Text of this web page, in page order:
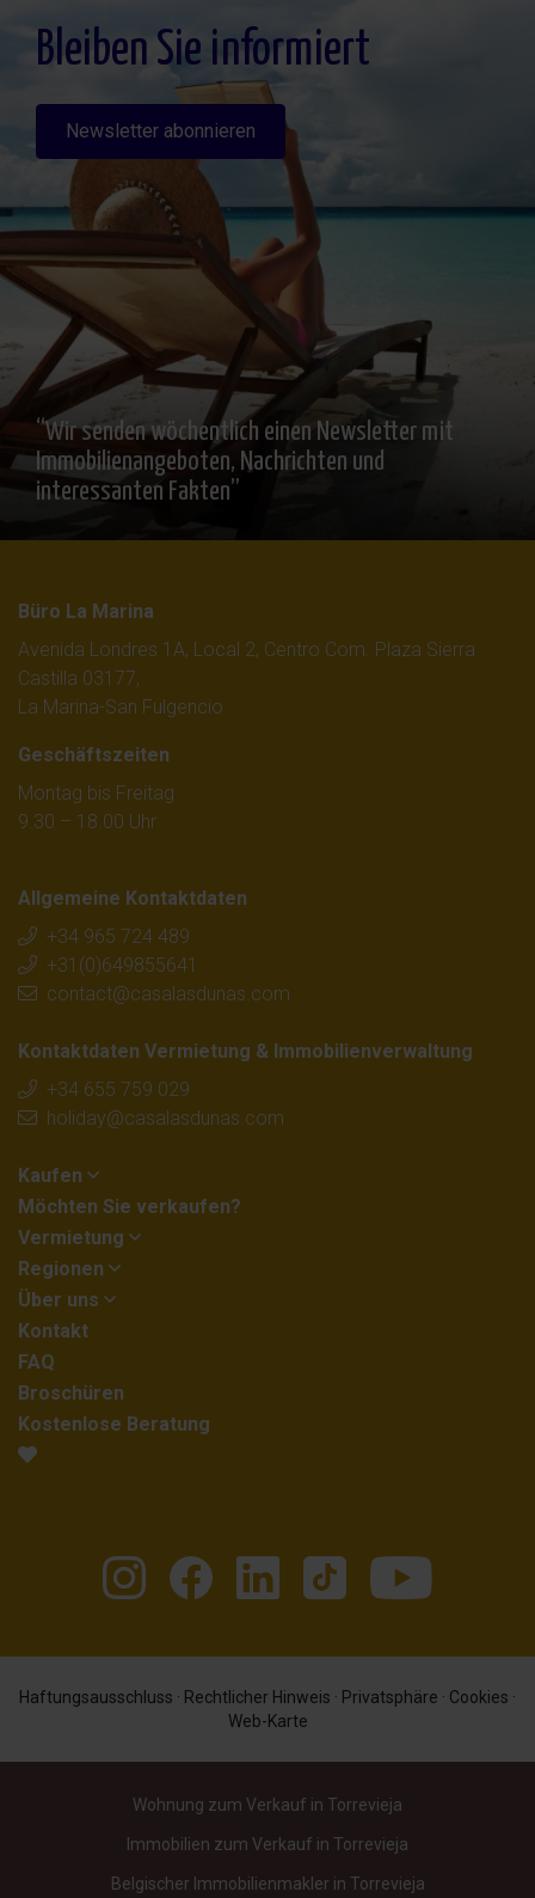
detallada sobre protección de datos
Aquí
Bleiben Sie informiert
Newsletter abonnieren
“Wir senden wöchentlich einen Newsletter mit
Immobilienangeboten, Nachrichten und
interessanten Fakten”
Büro La Marina
Avenida Londres 1A, Local 2, Centro Com. Plaza Sierra
Castilla 03177,
La Marina-San Fulgencio
Geschäftszeiten
Montag bis Freitag
9.30 – 18.00 Uhr
Allgemeine Kontaktdaten
+34 965 724 489
+31(0)649855641
contact@casalasdunas.com
Kontaktdaten Vermietung & Immobilienverwaltung
+34 655 759 029
holiday@casalasdunas.com
Kaufen
Möchten Sie verkaufen?
Vermietung
Regionen
Über uns
Kontakt
FAQ
Broschüren
Kostenlose Beratung
Haftungsausschluss · Rechtlicher Hinweis · Privatsphäre · Cookies ·
Web-Karte
Wohnung zum Verkauf in Torrevieja
Immobilien zum Verkauf in Torrevieja
Belgischer Immobilienmakler in Torrevieja